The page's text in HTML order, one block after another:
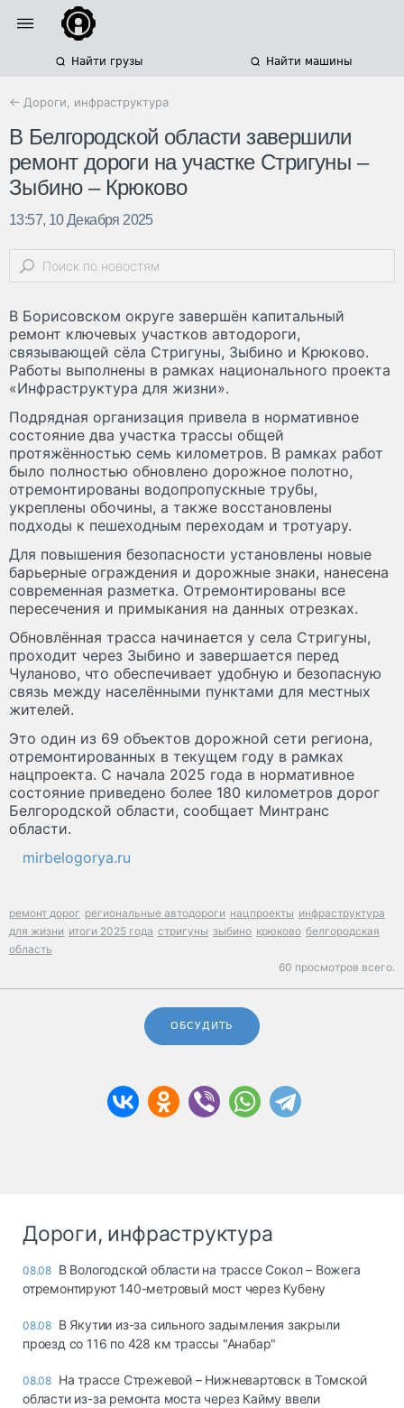
Найти грузы Найти машины
← Дороги, инфраструктура
В Белгородской области завершили
ремонт дороги на участке Стригуны –
Зыбино – Крюково
13:57, 10 Декабря 2025
В Борисовском округе завершён капитальный
ремонт ключевых участков автодороги,
связывающей сёла Стригуны, Зыбино и Крюково.
Работы выполнены в рамках национального проекта
«Инфраструктура для жизни».
Подрядная организация привела в нормативное
состояние два участка трассы общей
протяжённостью семь километров. В рамках работ
было полностью обновлено дорожное полотно,
отремонтированы водопропускные трубы,
укреплены обочины, а также восстановлены
подходы к пешеходным переходам и тротуару.
Для повышения безопасности установлены новые
барьерные ограждения и дорожные знаки, нанесена
современная разметка. Отремонтированы все
пересечения и примыкания на данных отрезках.
Обновлённая трасса начинается у села Стригуны,
проходит через Зыбино и завершается перед
Чуланово, что обеспечивает удобную и безопасную
связь между населёнными пунктами для местных
жителей.
Это один из 69 объектов дорожной сети региона,
отремонтированных в текущем году в рамках
нацпроекта. С начала 2025 года в нормативное
состояние приведено более 180 километров дорог
Белгородской области, сообщает Минтранс
области.
mirbelogorya.ru
ремонт дорог региональные автодороги нацпроекты инфраструктура
для жизни итоги 2025 года стригуны зыбино крюково белгородская
область
60 просмотров всего.
ОБСУДИТЬ
Дороги, инфраструктура
08.08 В Вологодской области на трассе Сокол – Вожега
отремонтируют 140-метровый мост через Кубену
08.08 В Якутии из-за сильного задымления закрыли
проезд со 116 по 428 км трассы "Анабар"
08.08 На трассе Стрежевой – Нижневартовск в Томской
области из-за ремонта моста через Кайму ввели